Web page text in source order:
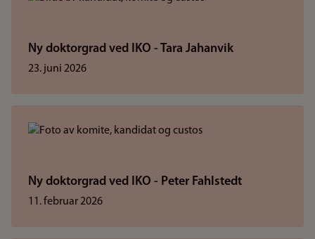
Ny doktorgrad ved IKO - Tara Jahanvik
23. juni 2026
Ny doktorgrad ved IKO - Peter Fahlstedt
11. februar 2026